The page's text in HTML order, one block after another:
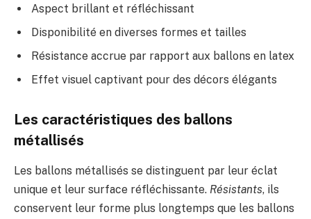
Aspect brillant et réfléchissant
Disponibilité en diverses formes et tailles
Résistance accrue par rapport aux ballons en latex
Effet visuel captivant pour des décors élégants
Les caractéristiques des ballons
métallisés
Les ballons métallisés se distinguent par leur éclat
unique et leur surface réfléchissante. Résistants, ils
conservent leur forme plus longtemps que les ballons